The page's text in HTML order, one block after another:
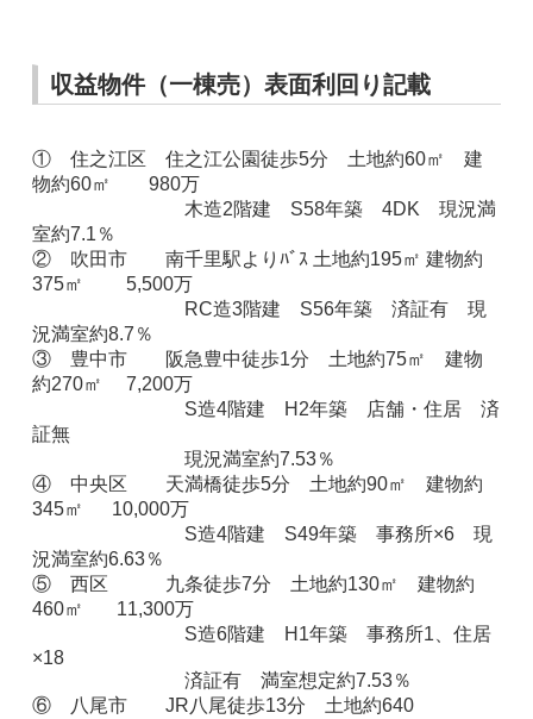
収益物件（一棟売）表面利回り記載
① 住之江区 住之江公園徒歩5分 土地約60㎡ 建
物約60㎡ 980万
木造2階建 S58年築 4DK 現況満
室約7.1％
② 吹田市 南千里駅よりﾊﾞｽ 土地約195㎡ 建物約
375㎡ 5,500万
RC造3階建 S56年築 済証有 現
況満室約8.7％
③ 豊中市 阪急豊中徒歩1分 土地約75㎡ 建物
約270㎡ 7,200万
S造4階建 H2年築 店舗・住居 済
証無
現況満室約7.53％
④ 中央区 天満橋徒歩5分 土地約90㎡ 建物約
345㎡ 10,000万
S造4階建 S49年築 事務所×6 現
況満室約6.63％
⑤ 西区 九条徒歩7分 土地約130㎡ 建物約
460㎡ 11,300万
S造6階建 H1年築 事務所1、住居
×18
済証有 満室想定約7.53％
⑥ 八尾市 JR八尾徒歩13分 土地約640